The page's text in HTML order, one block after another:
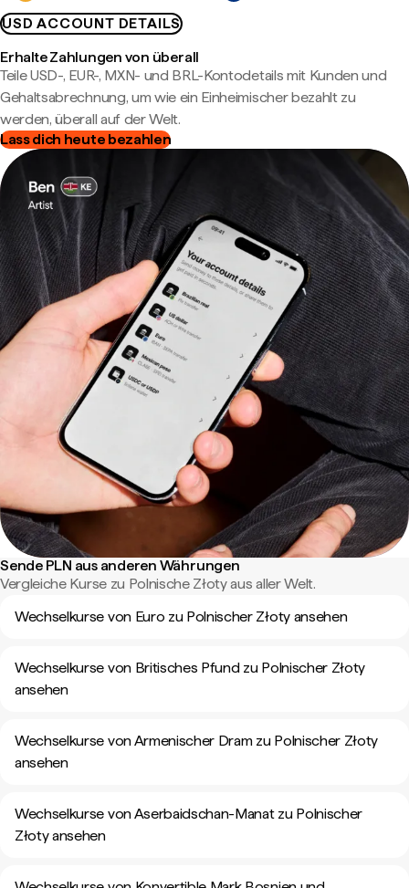
USD ACCOUNT DETAILS
Erhalte Zahlungen von überall
Teile USD-, EUR-, MXN- und BRL-Kontodetails mit Kunden und
Gehaltsabrechnung, um wie ein Einheimischer bezahlt zu
werden, überall auf der Welt.
Lass dich heute bezahlen
Sende PLN aus anderen Währungen
Vergleiche Kurse zu Polnische Złoty aus aller Welt.
Wechselkurse von Euro zu Polnischer Złoty ansehen
Wechselkurse von Britisches Pfund zu Polnischer Złoty
ansehen
Wechselkurse von Armenischer Dram zu Polnischer Złoty
ansehen
Wechselkurse von Aserbaidschan-Manat zu Polnischer
Złoty ansehen